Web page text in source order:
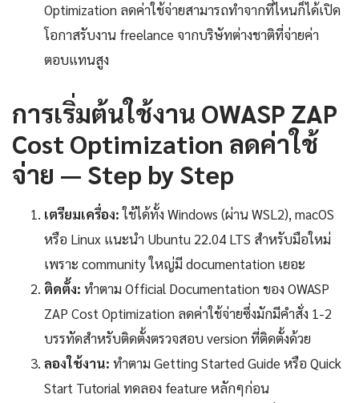
Optimization ลดค่าใช้จ่ายสามารถทำจากที่ไหนก็ได้เปิด
โอกาสรับงาน freelance จากบริษัทต่างชาติที่จ่ายค่า
ตอบแทนสูง
การเริ่มต้นใช้งาน OWASP ZAP
Cost Optimization ลดค่าใช้
จ่าย — Step by Step
เตรียมเครื่อง:ใช้ได้ทั้ง Windows (ผ่าน WSL2), macOS
หรือ Linux แนะนำ Ubuntu 22.04 LTS สำหรับมือใหม่
เพราะ community ใหญ่มี documentation เยอะ
ติดตั้ง: ทำตาม Official Documentation ของ OWASP
ZAP Cost Optimization ลดค่าใช้จ่ายซึ่งมักมีคำสั่ง 1-2
บรรทัดสำหรับติดตั้งตรวจสอบ version ที่ติดตั้งด้วย
ลองใช้งาน: ทำตาม Getting Started Guide หรือ Quick
Start Tutorial ทดลอง feature หลักๆก่อน